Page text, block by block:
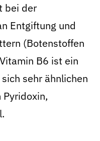
bei der
Entgiftung und
(Botenstoffen
B6 ist ein
sehr ähnlichen
Pyridoxin,